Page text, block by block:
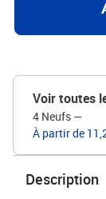
Voir toutes
4 Neufs —
À partir de
Description